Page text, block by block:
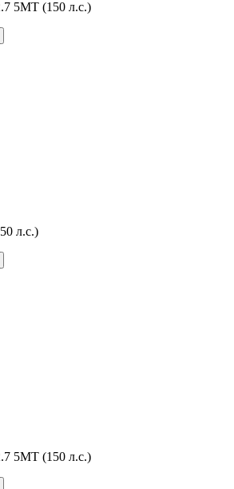
5МТ (150 л.с.)
л.с.)
5МТ (150 л.с.)